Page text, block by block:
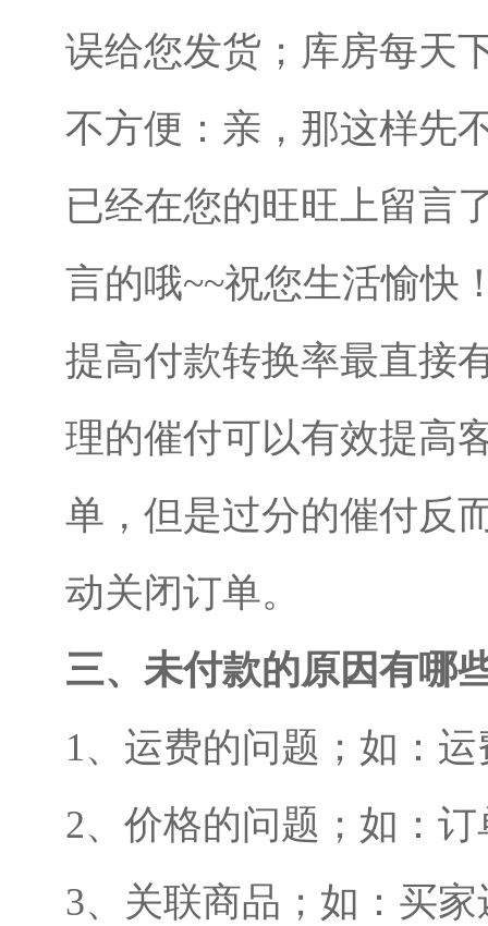
误给您发货；库房每天
不方便：亲，那这样先
已经在您的旺旺上留言
言的哦~~祝您生活愉快
提高付款转换率最直接
理的催付可以有效提高
单，但是过分的催付反
动关闭订单。
三、未付款的原因有哪
1、运费的问题；如：
2、价格的问题；如：
3、关联商品；如：买